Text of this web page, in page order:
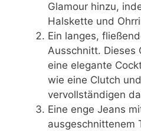
Glamour hinzu,
Halskette und
Ein langes,
Ausschnitt.
eine elegante
wie eine Clutch
vervollständigen
Eine enge Jeans
ausgeschnittenem